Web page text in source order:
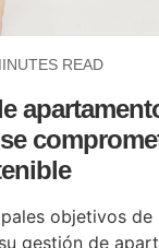
READ
objetivos de
gestión de